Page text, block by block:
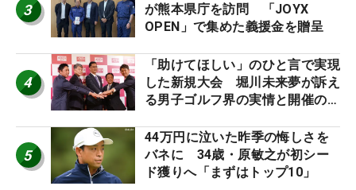
3
が熊本県庁を訪問 「JOYX
OPEN」で集めた義援金を贈呈
4
「助けてほしい」のひと言で実現
した新規大会 堀川未来夢が訴え
る男子ゴルフ界の実情と開催の舞
5
44万円に泣いた昨季の悔しさを
バネに 34歳・原敏之が初シー
ド獲りへ「まずはトップ10」